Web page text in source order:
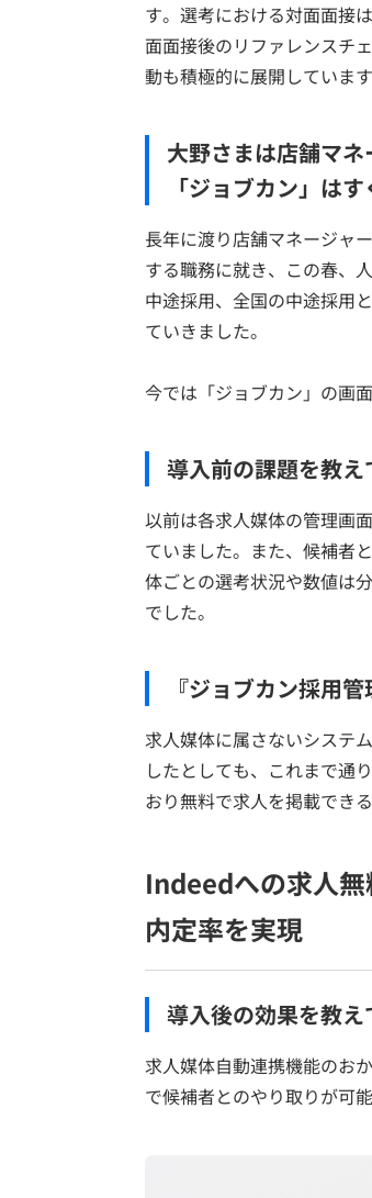
す。選考における対面面接
面面接後のリファレンスチ
動も積極的に展開しています
大野さまは店舗マネ
「ジョブカン」は
長年に渡り店舗マネージャ
する職務に就き、この春、
中途採用、全国の中途採用
ていきました。
今では「ジョブカン」の画
導入前の課題を教え
以前は各求人媒体の管理画
ていました。また、候補者
体ごとの選考状況や数値は
でした。
『ジョブカン採用
求人媒体に属さないシステ
したとしても、これまで通
おり無料で求人を掲載でき
Indeedへの求人無
内定率を実現
導入後の効果を教え
求人媒体自動連携機能のお
で候補者とのやり取りが可